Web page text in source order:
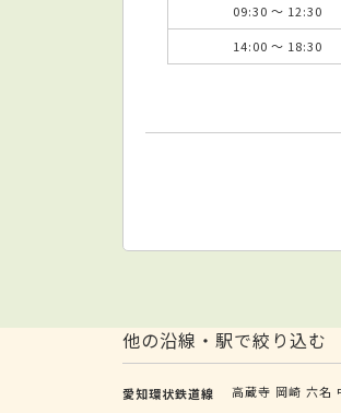
09:30 ～ 12:30
14:00 ～ 18:30
他の沿線・駅で絞り込む
愛知環状鉄道線 高蔵寺 岡崎 六名